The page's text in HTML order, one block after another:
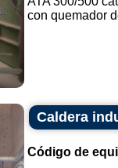
con quemador
Caldera
Código de